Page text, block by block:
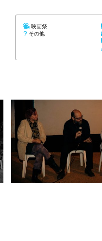
映画祭
その他